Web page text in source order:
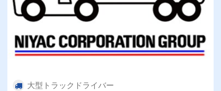
大型トラックドライバー